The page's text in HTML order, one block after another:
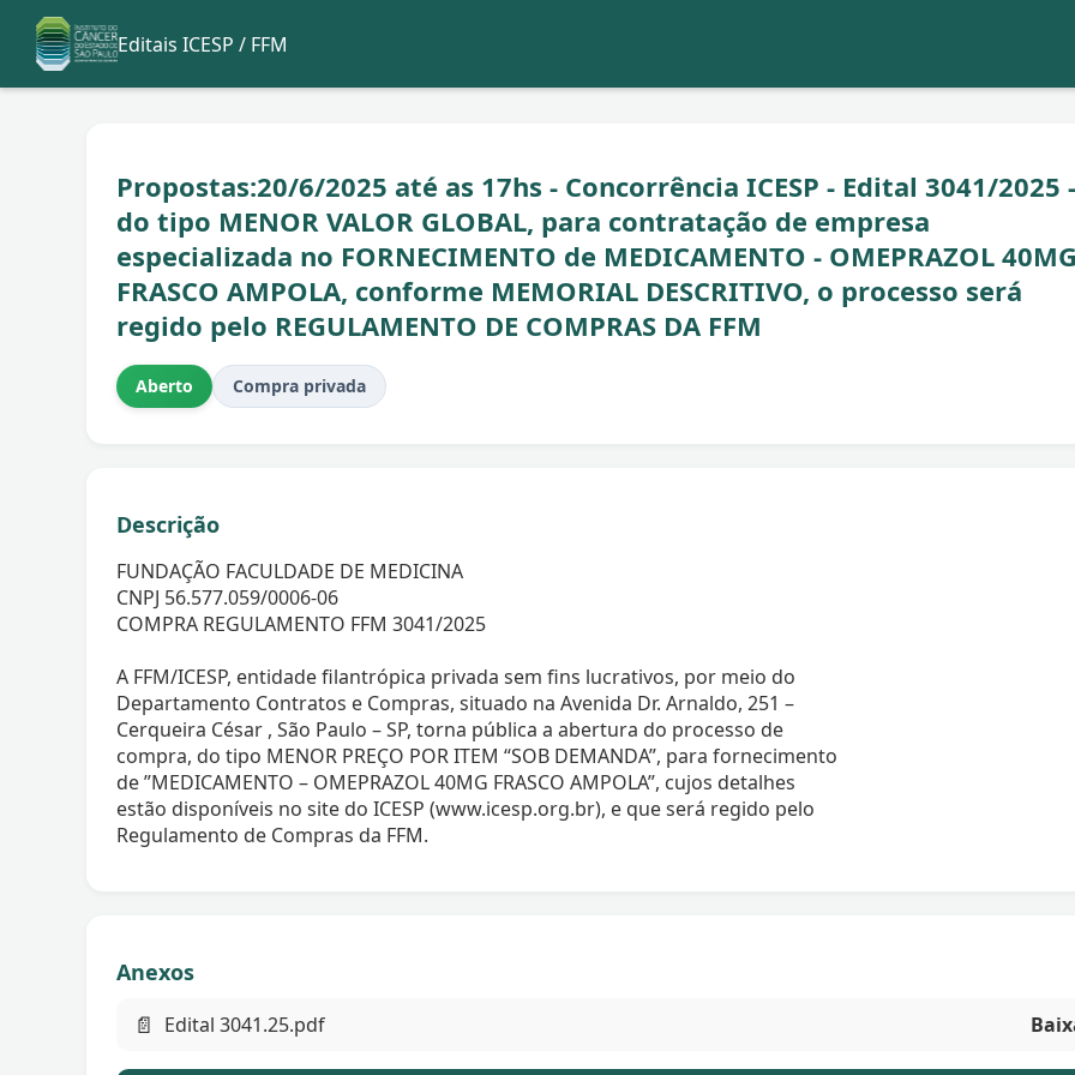
Editais ICESP / FFM
Propostas:20/6/2025 até as 17hs - Concorrência ICESP - Edital 3041/2025 -
do tipo MENOR VALOR GLOBAL, para contratação de empresa
especializada no FORNECIMENTO de MEDICAMENTO - OMEPRAZOL
FRASCO AMPOLA, conforme MEMORIAL DESCRITIVO, o processo será
regido pelo REGULAMENTO DE COMPRAS DA FFM
Aberto Compra privada
Descrição
FUNDAÇÃO FACULDADE DE MEDICINA
CNPJ 56.577.059/0006-06
COMPRA REGULAMENTO FFM 3041/2025
A FFM/ICESP, entidade filantrópica privada sem fins lucrativos, por meio do
Departamento Contratos e Compras, situado na Avenida Dr. Arnaldo, 251 –
Cerqueira César , São Paulo – SP, torna pública a abertura do processo de
compra, do tipo MENOR PREÇO POR ITEM “SOB DEMANDA”, para fornecimento
de ”MEDICAMENTO – OMEPRAZOL 40MG FRASCO AMPOLA”, cujos detalhes
estão disponíveis no site do ICESP (www.icesp.org.br), e que será regido pelo
Regulamento de Compras da FFM.
Anexos
📄 Edital 3041.25.pdf